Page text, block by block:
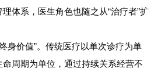
体系，医生角色也随之从“治疗者”扩
价值”。传统医疗以单次诊疗为单
周期为单位，通过持续关系经营不